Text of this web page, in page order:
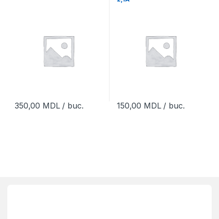
350,00 MDL/ buc. 150,00 MDL/ buc.